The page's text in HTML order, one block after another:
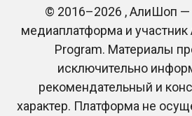
знать покупателю
0 35
© 2016–2026 , АлиШоп —
медиаплатформа и участник
Program. Материалы
исключительно
рекомендательный и
характер. Платформа не